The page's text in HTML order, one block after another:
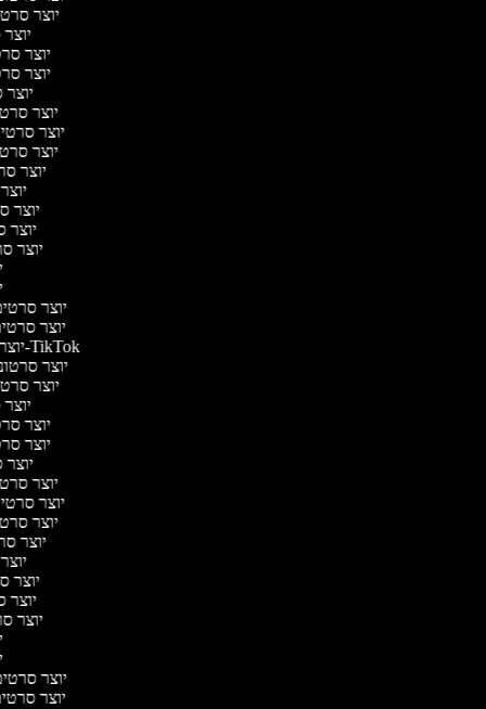
יוצר
יוצר
יוצר
יוצר
יוצר
יוצר סרטי
יוצר
יוצר
יוצר
יוצר
יוצר
יוצר
יוצר
יוצר סרטונים ל-TikTok
יוצר
יוצר
יוצר
יוצר
יוצר
יוצר
יוצר סרטי
יוצר
יוצר
יוצר
יוצר
יוצר
יוצר
יוצר